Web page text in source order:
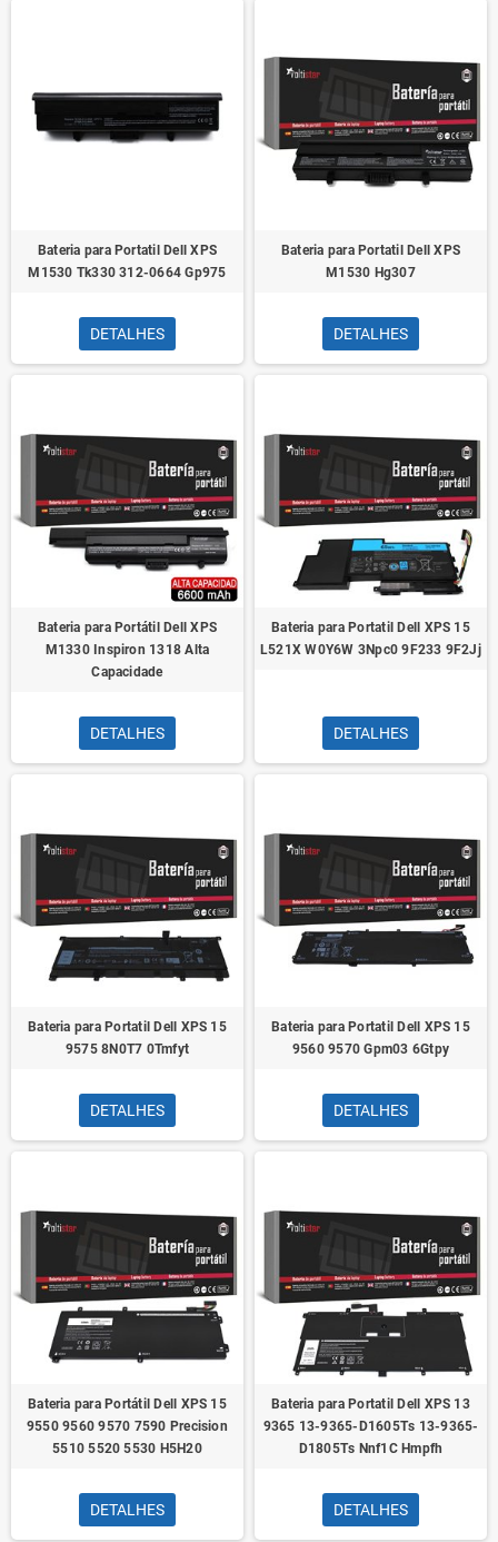
Bateria para Portatil Dell XPS
M1530 Tk330 312-0664 Gp975
DETALHES
Bateria para Portatil Dell XPS
M1530 Hg307
DETALHES
Bateria para Portátil Dell XPS
M1330 Inspiron 1318 Alta
Capacidade
DETALHES
Bateria para Portatil Dell XPS 15
L521X W0Y6W 3Npc0 9F233 9F2Jj
DETALHES
Bateria para Portatil Dell XPS 15
9575 8N0T7 0Tmfyt
DETALHES
Bateria para Portatil Dell XPS 15
9560 9570 Gpm03 6Gtpy
DETALHES
Bateria para Portátil Dell XPS 15
9550 9560 9570 7590 Precision
5510 5520 5530 H5H20
DETALHES
Bateria para Portatil Dell XPS 13
9365 13-9365-D1605Ts 13-9365-
D1805Ts Nnf1C Hmpfh
DETALHES